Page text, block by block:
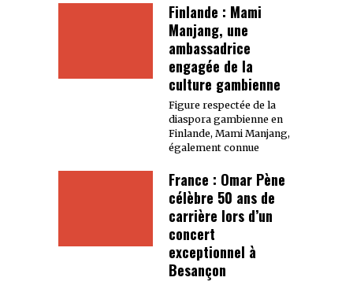
Finlande : Mami
Manjang, une
ambassadrice
engagée de la
culture gambienne
Figure respectée de la
diaspora gambienne en
Finlande, Mami Manjang,
également connue
France : Omar Pène
célèbre 50 ans de
carrière lors d’un
concert
exceptionnel à
Besançon